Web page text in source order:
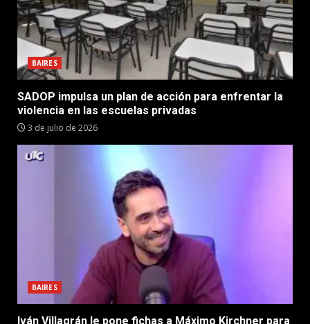
BAIRES
SADOP impulsa un plan de acción para enfrentar la
violencia en las escuelas privadas
3 de julio de 2026
BAIRES
Iván Villagrán le pone fichas a Máximo Kirchner para